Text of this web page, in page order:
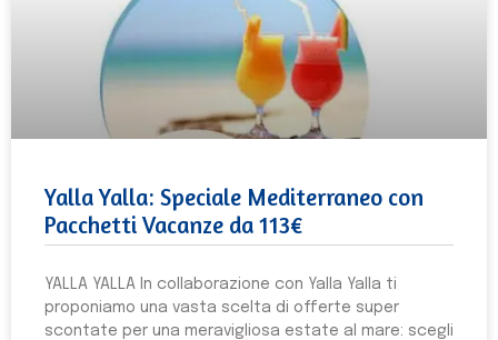
Yalla Yalla: Speciale Mediterraneo con
Pacchetti Vacanze da 113€
YALLA YALLA In collaborazione con Yalla Yalla ti
proponiamo una vasta scelta di offerte super
scontate per una meravigliosa estate al mare: scegli